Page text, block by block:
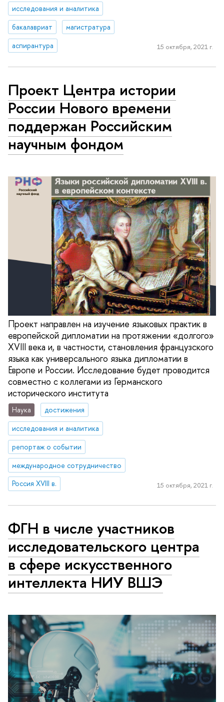
исследования и аналитика
бакалавриат
магистратура
аспирантура
15 октября, 2021 г.
Проект Центра истории
России Нового времени
поддержан Российским
научным фондом
Проект направлен на изучение языковых практик в
европейской дипломатии на протяжении «долгого»
XVIII века и, в частности, становления французского
языка как универсального языка дипломатии в
Европе и России. Исследование будет проводится
совместно с коллегами из Германского
исторического института
Наука
достижения
исследования и аналитика
репортаж о событии
международное сотрудничество
Россия XVIII в.
15 октября, 2021 г.
ФГН в числе участников
исследовательского центра
в сфере искусственного
интеллекта НИУ ВШЭ